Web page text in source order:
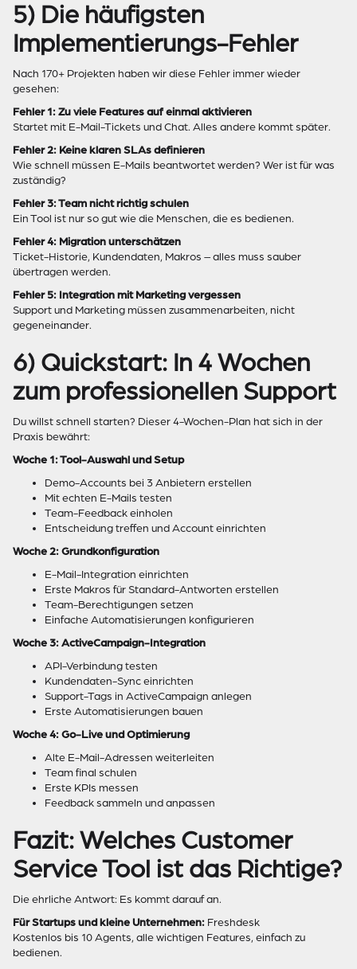
5) Die häufigsten
Implementierungs-Fehler
Nach 170+ Projekten haben wir diese Fehler immer wieder
gesehen:
Fehler 1: Zu viele Features auf einmal aktivieren
Startet mit E-Mail-Tickets und Chat. Alles andere kommt später.
Fehler 2: Keine klaren SLAs definieren
Wie schnell müssen E-Mails beantwortet werden? Wer ist für was
zuständig?
Fehler 3: Team nicht richtig schulen
Ein Tool ist nur so gut wie die Menschen, die es bedienen.
Fehler 4: Migration unterschätzen
Ticket-Historie, Kundendaten, Makros – alles muss sauber
übertragen werden.
Fehler 5: Integration mit Marketing vergessen
Support und Marketing müssen zusammenarbeiten, nicht
gegeneinander.
6) Quickstart: In 4 Wochen
zum professionellen Support
Du willst schnell starten? Dieser 4-Wochen-Plan hat sich in der
Praxis bewährt:
Woche 1: Tool-Auswahl und Setup
Demo-Accounts bei 3 Anbietern erstellen
Mit echten E-Mails testen
Team-Feedback einholen
Entscheidung treffen und Account einrichten
Woche 2: Grundkonfiguration
E-Mail-Integration einrichten
Erste Makros für Standard-Antworten erstellen
Team-Berechtigungen setzen
Einfache Automatisierungen konfigurieren
Woche 3: ActiveCampaign-Integration
API-Verbindung testen
Kundendaten-Sync einrichten
Support-Tags in ActiveCampaign anlegen
Erste Automatisierungen bauen
Woche 4: Go-Live und Optimierung
Alte E-Mail-Adressen weiterleiten
Team final schulen
Erste KPIs messen
Feedback sammeln und anpassen
Fazit: Welches Customer
Service Tool ist das Richtige?
Die ehrliche Antwort: Es kommt darauf an.
Für Startups und kleine Unternehmen: Freshdesk
Kostenlos bis 10 Agents, alle wichtigen Features, einfach zu
bedienen.